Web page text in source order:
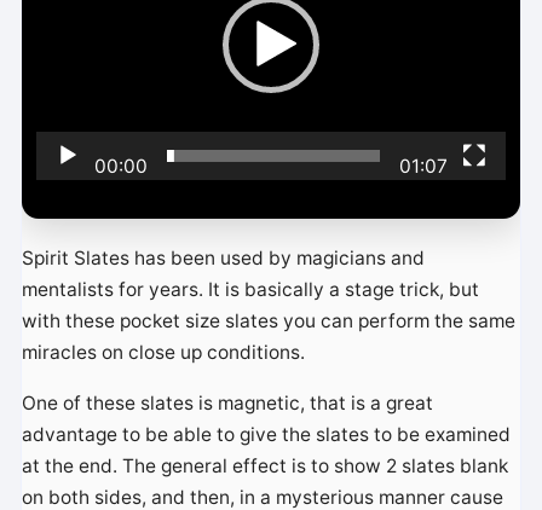
d
é
00:00 01:07
Spirit Slates has been used by magicians and
mentalists for years. It is basically a stage trick, but
with these pocket size slates you can perform the same
miracles on close up conditions.
One of these slates is magnetic, that is a great
advantage to be able to give the slates to be examined
at the end. The general effect is to show 2 slates blank
on both sides, and then, in a mysterious manner cause